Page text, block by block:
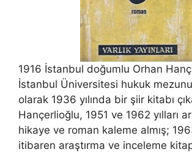
1916 İstanbul doğumlu Orhan
İstanbul Üniversitesi hukuk
olarak 1936 yılında bir şiir kitabı
Hançerlioğlu, 1951 ve 1962 yılları
hikaye ve roman kaleme almış;
itibaren araştırma ve inceleme